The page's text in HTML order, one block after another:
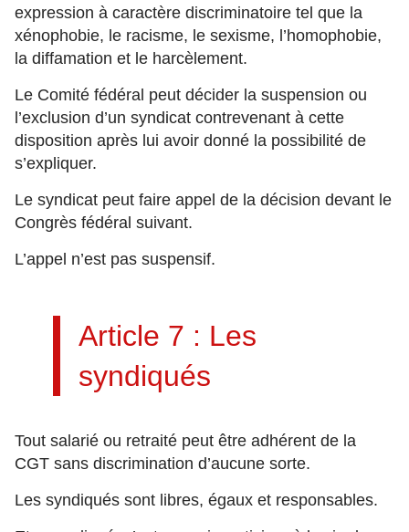
expression à caractère discriminatoire tel que la
xénophobie, le racisme, le sexisme, l’homophobie,
la diffamation et le harcèlement.
Le Comité fédéral peut décider la suspension ou
l’exclusion d’un syndicat contrevenant à cette
disposition après lui avoir donné la possibilité de
s’expliquer.
Le syndicat peut faire appel de la décision devant le
Congrès fédéral suivant.
L’appel n’est pas suspensif.
Article 7 : Les
syndiqués
Tout salarié ou retraité peut être adhérent de la
CGT sans discrimination d’aucune sorte.
Les syndiqués sont libres, égaux et responsables.